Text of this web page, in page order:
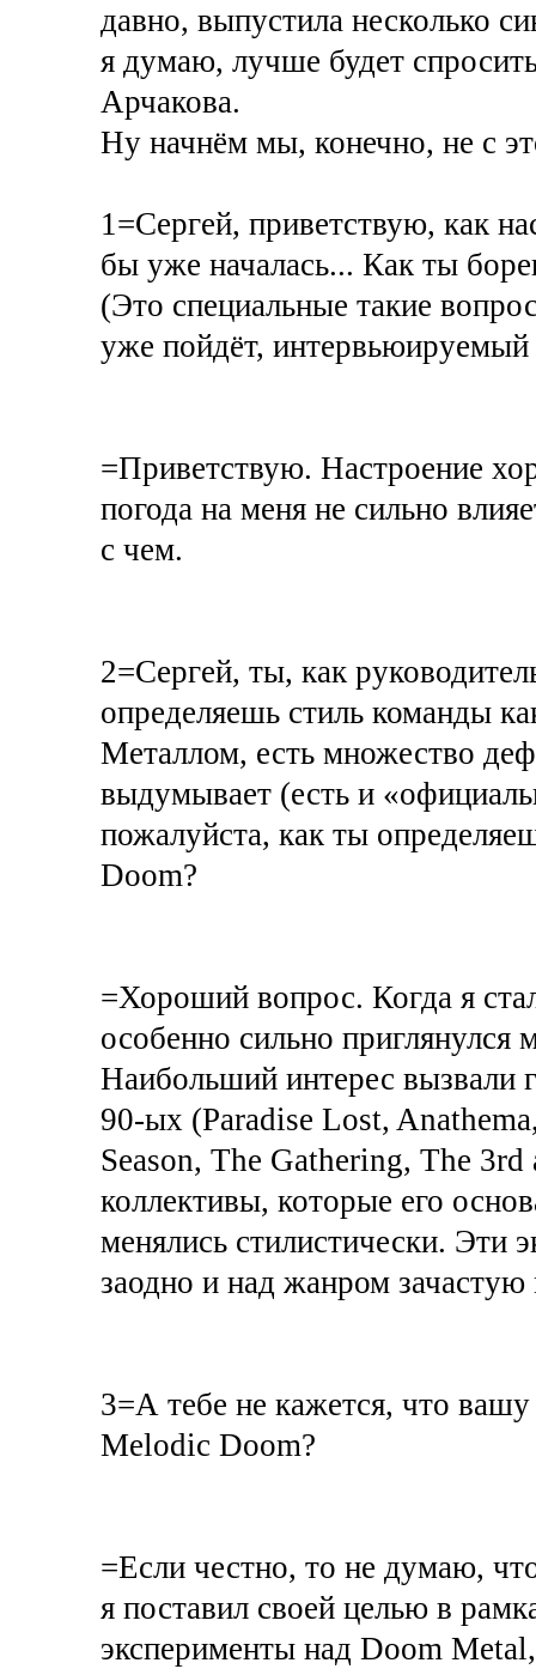
давно, выпустила несколько
я думаю, лучше будет
Арчакова.
Ну начнём мы, конечно, не с
1=Сергей, приветствую, как
бы уже началась... Как ты
(Это специальные такие
уже пойдёт, интервьюируемый
=Приветствую. Настроение
погода на меня не сильно
с чем.
2=Сергей, ты, как
определяешь стиль команды
Металлом, есть множество
выдумывает (есть и
пожалуйста, как ты
Doom?
=Хороший вопрос. Когда я
особенно сильно
Наибольший интерес вызвали
90-ых (Paradise Lost,
Season, The Gathering, The
коллективы, которые его
менялись стилистически. Эти
заодно и над жанром
3=А тебе не кажется, что
Melodic Doom?
=Если честно, то не думаю,
я поставил своей целью в
эксперименты над Doom